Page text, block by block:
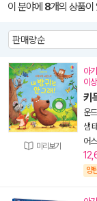
이 분야에 8개의 상품이
미리보기
아
이
키
운
샘
어
양